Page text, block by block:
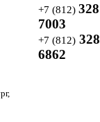
+7 (812) 328
7003
+7 (812) 328
6862